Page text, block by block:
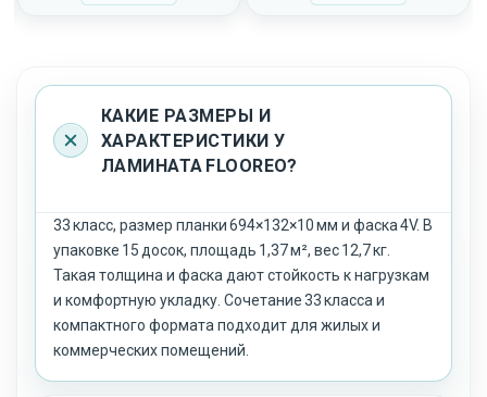
КАКИЕ РАЗМЕРЫ И
ХАРАКТЕРИСТИКИ У
ЛАМИНАТА FLOOREO?
33 класс, размер планки 694×132×10 мм и фаска 4V. В
упаковке 15 досок, площадь 1,37 м², вес 12,7 кг.
Такая толщина и фаска дают стойкость к нагрузкам
и комфортную укладку. Сочетание 33 класса и
компактного формата подходит для жилых и
коммерческих помещений.